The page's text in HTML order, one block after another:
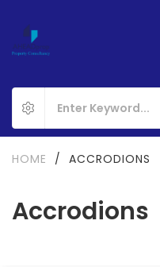
Accrodions
HOME / ACCRODIONS